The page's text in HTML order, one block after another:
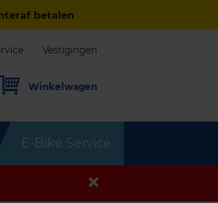
betalen
E-Bike Service
Vestigingen
Winkelwagen